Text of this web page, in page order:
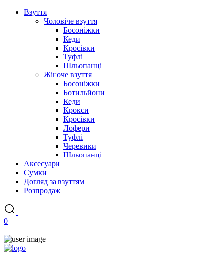
Взуття
Чоловіче взуття
Босоніжки
Кеди
Кросівки
Туфлі
Шльопанці
Жіноче взуття
Босоніжки
Ботильйони
Кеди
Крокси
Кросівки
Лофери
Туфлі
Черевики
Шльопанці
Аксесуари
Сумки
Догляд за взуттям
Розпродаж
0